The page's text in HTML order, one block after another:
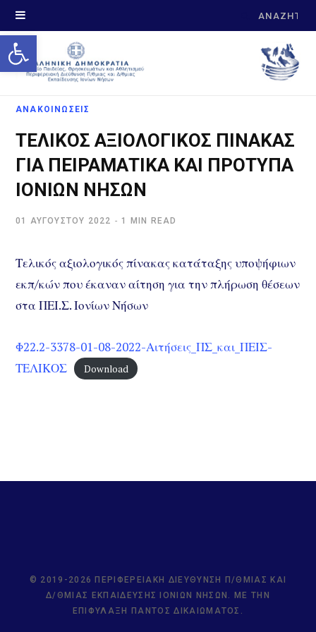
Open toolbar
Search
ΑΝΑΚΟΙΝΩΣΕΙΣ
ΤΕΛΙΚΟΣ ΑΞΙΟΛΟΓΙΚΟΣ ΠΙΝΑΚΑΣ
ΓΙΑ ΠΕΙΡΑΜΑΤΙΚΑ ΚΑΙ ΠΡΟΤΥΠΑ
ΙΟΝΙΩΝ ΝΗΣΩΝ
01 ΑΥΓΟΎΣΤΟΥ 2022 1 MIN READ
Τελικός αξιολογικός πίνακας κατάταξης υποψήφιων
εκπ/κών που έκαναν αίτηση για την πλήρωση θέσεων
στα ΠΕΙ.Σ. Ιονίων Νήσων
Φ22.2-3378-01-08-2022-Αιτήσεις_ΠΣ_και_ΠΕΙΣ-
ΤΕΛΙΚΟΣ
Download
© 2019-2026 ΠΕΡΙΦΕΡΕΙΑΚΉ ΔΙΕΎΘΥΝΣΗ Π/ΘΜΙΑΣ ΚΑΙ
Δ/ΘΜΙΑΣ ΕΚΠΑΊΔΕΥΣΗΣ ΙΟΝΊΩΝ ΝΉΣΩΝ. ΜΕ ΤΗΝ
ΕΠΙΦΎΛΑΞΗ ΠΑΝΤΌΣ ΔΙΚΑΙΏΜΑΤΟΣ.